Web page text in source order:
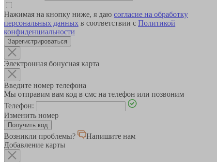
Нажимая на кнопку ниже, я даю согласие на обработку
персональных данных в соответствии с Политикой
конфиденциальности
Зарегистрироваться
Электронная бонусная карта
Введите номер телефона
Мы отправим вам код в смс на телефон или позвоним
Телефон:
Изменить номер
Возникли проблемы?
Напишите нам
Добавление карты